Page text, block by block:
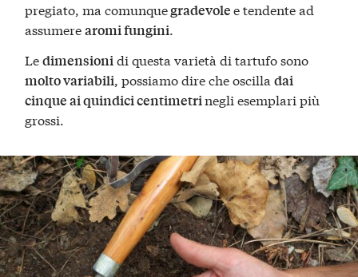
pregiato, ma comunquegradevolee tendente ad
assumerearomi fungini​.
Ledimensionidi questa varietà di tartufo sono
molto variabili, possiamo dire che oscilladai
cinque ai quindici centimetrinegli esemplari più
grossi​​.